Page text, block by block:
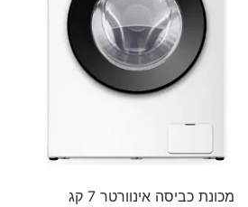
מכונת כביסה אינוורטר 7 קג